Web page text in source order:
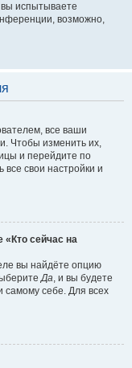
испытываете
возможно,
все ваши
Чтобы изменить их,
и перейдите по
свои настройки и
«Кто сейчас на
вы найдёте опцию
Да, и вы будете
самому себе. Для всех